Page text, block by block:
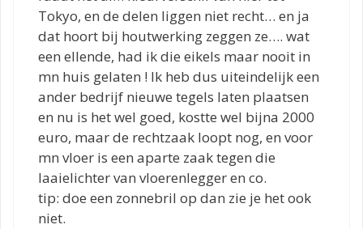
Tokyo, en de delen liggen niet recht… en ja
dat hoort bij houtwerking zeggen ze…. wat
een ellende, had ik die eikels maar nooit in
mn huis gelaten ! Ik heb dus uiteindelijk een
ander bedrijf nieuwe tegels laten plaatsen
en nu is het wel goed, kostte wel bijna 2000
euro, maar de rechtzaak loopt nog, en voor
mn vloer is een aparte zaak tegen die
laaielichter van vloerenlegger en co.
tip: doe een zonnebril op dan zie je het ook
niet.